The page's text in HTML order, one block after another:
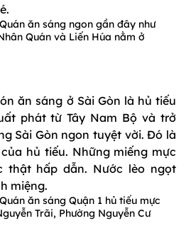
ăn sáng ngon gần đây như
Quán và Liến Húa nằm ở
ăn sáng ở Sài Gòn là hủ tiếu
phát từ Tây Nam Bộ và trở
Sài Gòn ngon tuyệt vời. Đó là
hủ tiếu. Những miếng mực
thật hấp dẫn. Nước lèo ngọt
miệng.
ăn sáng Quận 1 hủ tiếu mực
Trãi, Phường Nguyễn Cư